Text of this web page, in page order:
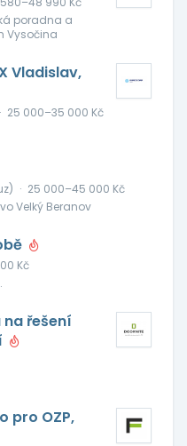
poradna a
Vysočina
Vladislav,
· 25 000–35 000 Kč
· 25 000–45 000 Kč
Velký Beranov
Kč
řešení
pro OZP,